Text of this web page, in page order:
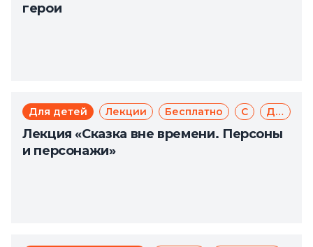
герои
Для детей Лекции Бесплатно Сказка Доступная среда
Лекция «Сказка вне времени. Персоны
и персонажи»